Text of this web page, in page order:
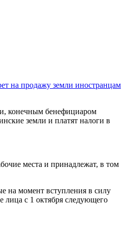
на продажу земли иностранцам
конечным бенефициаром
земли и платят налоги в
места и принадлежат, в том
на момент вступления в силу
лица с 1 октября следующего